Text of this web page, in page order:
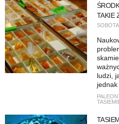
TAKIE
ludzi,
jednak